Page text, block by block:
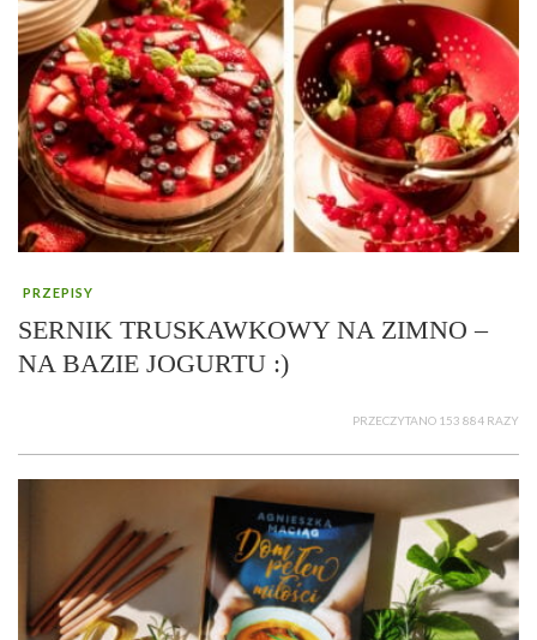
PRZEPISY
SERNIK TRUSKAWKOWY NA ZIMNO –
NA BAZIE JOGURTU :)
PRZECZYTANO 153 884 RAZY